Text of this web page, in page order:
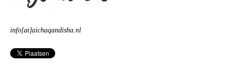
info[at]aichaqandisha.nl